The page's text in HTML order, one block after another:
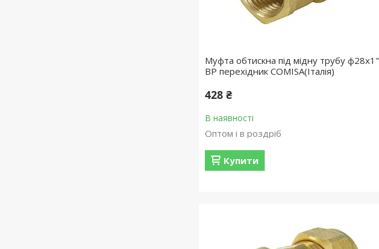
Муфта обтискна під мідну трубу ф28х1"
ВР перехідник COMISA(Італія)
428 ₴
В наявності
Оптом і в роздріб
Купити